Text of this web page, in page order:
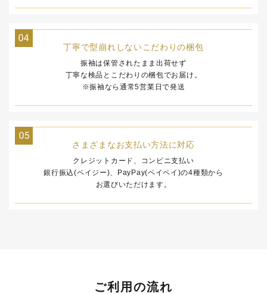
丁寧で型崩れしないこだわりの梱包
振袖は保管されたまま出荷せず
丁寧な検品とこだわりの梱包でお届け。
※振袖なら通常5営業日で発送
さまざまなお支払い方法に対応
クレジットカード、コンビニ支払い
銀行振込(ペイジー)、PayPay(ペイペイ)の4種類から
お選びいただけます。
ご利用の流れ